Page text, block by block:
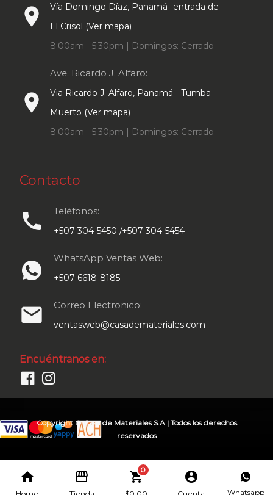
place
Vía Domingo Díaz, Panamá- entrada de
El Crisol (Ver mapa)
8:00am - 5:30pm | Domingos: Cerrado
place
Ave. Ricardo J. Alfaro:
Via Ricardo J. Alfaro, Panamá - Tumba
Muerto (Ver mapa)
8:00am - 5:30pm | Domingos: Cerrado
Contacto
call Teléfonos:
+507 304-5450 /+507 304-5454
WhatsApp Ventas Web:
+507 6618-8185
email Correo Electronico:
ventasweb@casademateriales.com
Encuéntranos en:
Copyright © Casa de Materiales S.A | Todos los derechos
reservados
home storefront 0
shopping_cart account_circle
Whatsapp